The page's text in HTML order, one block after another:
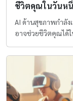
ชีวิตคุณในวันห
AI ด้านสุขภาพกำลัง
อาจช่วยชีวิตคุณได้